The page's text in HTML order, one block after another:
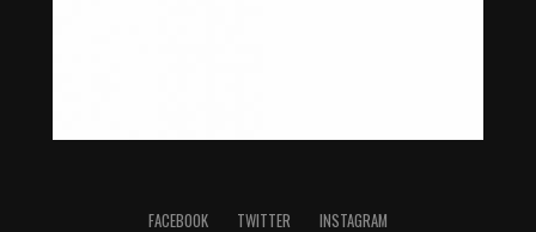
FACEBOOK TWITTER INSTAGRAM